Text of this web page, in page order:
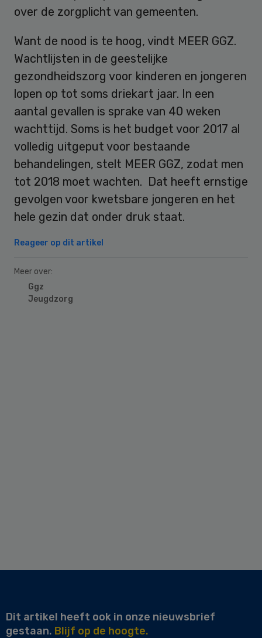
over de zorgplicht van gemeenten.
Want de nood is te hoog, vindt MEER GGZ.
Wachtlijsten in de geestelijke
gezondheidszorg voor kinderen en jongeren
lopen op tot soms driekart jaar. In een
aantal gevallen is sprake van 40 weken
wachttijd. Soms is het budget voor 2017 al
volledig uitgeput voor bestaande
behandelingen, stelt MEER GGZ, zodat men
tot 2018 moet wachten. Dat heeft ernstige
gevolgen voor kwetsbare jongeren en het
hele gezin dat onder druk staat.
Reageer op dit artikel
Meer over:
Ggz
Jeugdzorg
Dit artikel heeft ook in onze nieuwsbrief
gestaan. Blijf op de hoogte.